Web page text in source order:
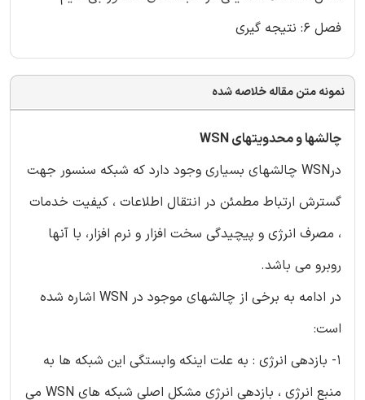
فصل 6: نتیجه گیری
نمونه متن مقاله خلاصه شده
چالشها و محدویتهای WSN
درWSN چالشهای بسیاری وجود دارد که شبکه سنسور جهت
گسترش ارتباط مطمئن در انتقال اطلاعات ، کیفیت خدمات
، مصرف انرژی و پیچیدگی سخت افزار و نرم افزار، با آنها
روبرو می باشد.
در ادامه به برخی از چالشهای موجود در WSN اشاره شده
است:
1- بازدهی انرژی : به علت اینکه وابستگی این شبکه ها به
منبع انرژی ، بازدهی انرژی مشکل اصلی شبکه های WSN می